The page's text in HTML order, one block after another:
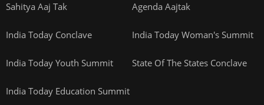
Sahitya Aaj Tak Agenda Aajtak
India Today Conclave India Today Woman's Summit
India Today Youth Summit State Of The States Conclave
India Today Education Summit